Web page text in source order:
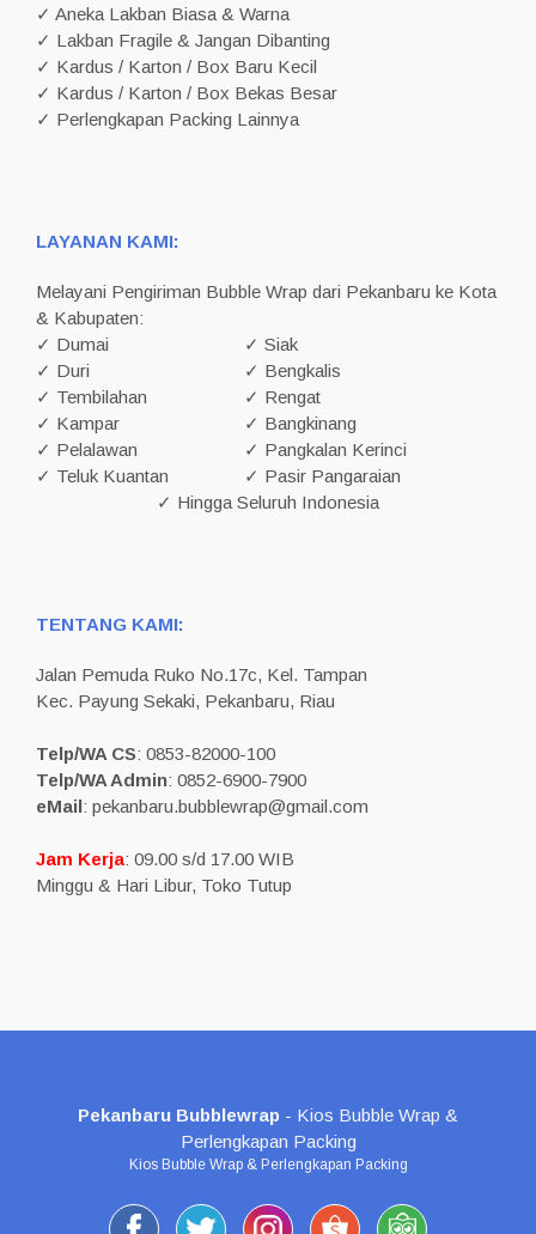
✓ Aneka Lakban Biasa & Warna
✓ Lakban Fragile & Jangan Dibanting
✓ Kardus / Karton / Box Baru Kecil
✓ Kardus / Karton / Box Bekas Besar
✓ Perlengkapan Packing Lainnya
LAYANAN KAMI:
Melayani Pengiriman Bubble Wrap dari Pekanbaru ke Kota
& Kabupaten:
✓ Dumai
✓ Siak
✓ Duri
✓ Bengkalis
✓ Tembilahan
✓ Rengat
✓ Kampar
✓ Bangkinang
✓ Pelalawan
✓ Pangkalan Kerinci
✓ Teluk Kuantan
✓ Pasir Pangaraian
✓ Hingga Seluruh Indonesia
TENTANG KAMI:
Jalan Pemuda Ruko No.17c, Kel. Tampan
Kec. Payung Sekaki, Pekanbaru, Riau
Telp/WA CS: 0853-82000-100
Telp/WA Admin: 0852-6900-7900
eMail: pekanbaru.bubblewrap@gmail.com
Jam Kerja: 09.00 s/d 17.00 WIB
Minggu & Hari Libur, Toko Tutup
Pekanbaru Bubblewrap - Kios Bubble Wrap &
Perlengkapan Packing
Kios Bubble Wrap & Perlengkapan Packing